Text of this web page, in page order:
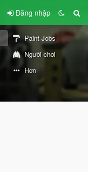
Đăng nhập
Paint Jobs
Người chơi
Hơn